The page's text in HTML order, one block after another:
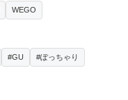
WEGO
#GU #ぽっちゃり